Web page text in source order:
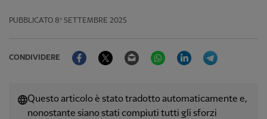
PUBBLICATO 8º SETTEMBRE 2025
CONDIVIDERE
FacebookTwitter Email WhatsAppLinkedIn
Questo articolo è stato tradotto automaticamente e,
nonostante siano stati compiuti tutti gli sforzi